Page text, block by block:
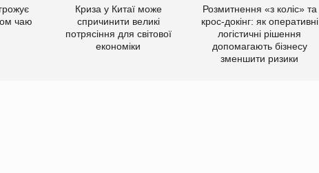
чаю
Криза у Китаї може
спричинити великі
потрясіння для світової
економіки
Розмитнення «з коліс» та
крос-докінг: як оперативні
логістичні рішення
допомагають бізнесу
зменшити ризики